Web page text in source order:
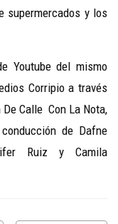
supermercados y los
Youtube del mismo
Corripio a través
Calle Con La Nota,
de Dafne
Ruiz y Camila